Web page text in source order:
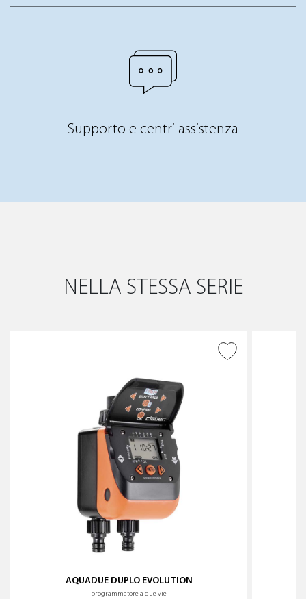
Supporto e centri assistenza
NELLA STESSA SERIE
AQUADUE DUPLO EVOLUTION
programmatore a due vie